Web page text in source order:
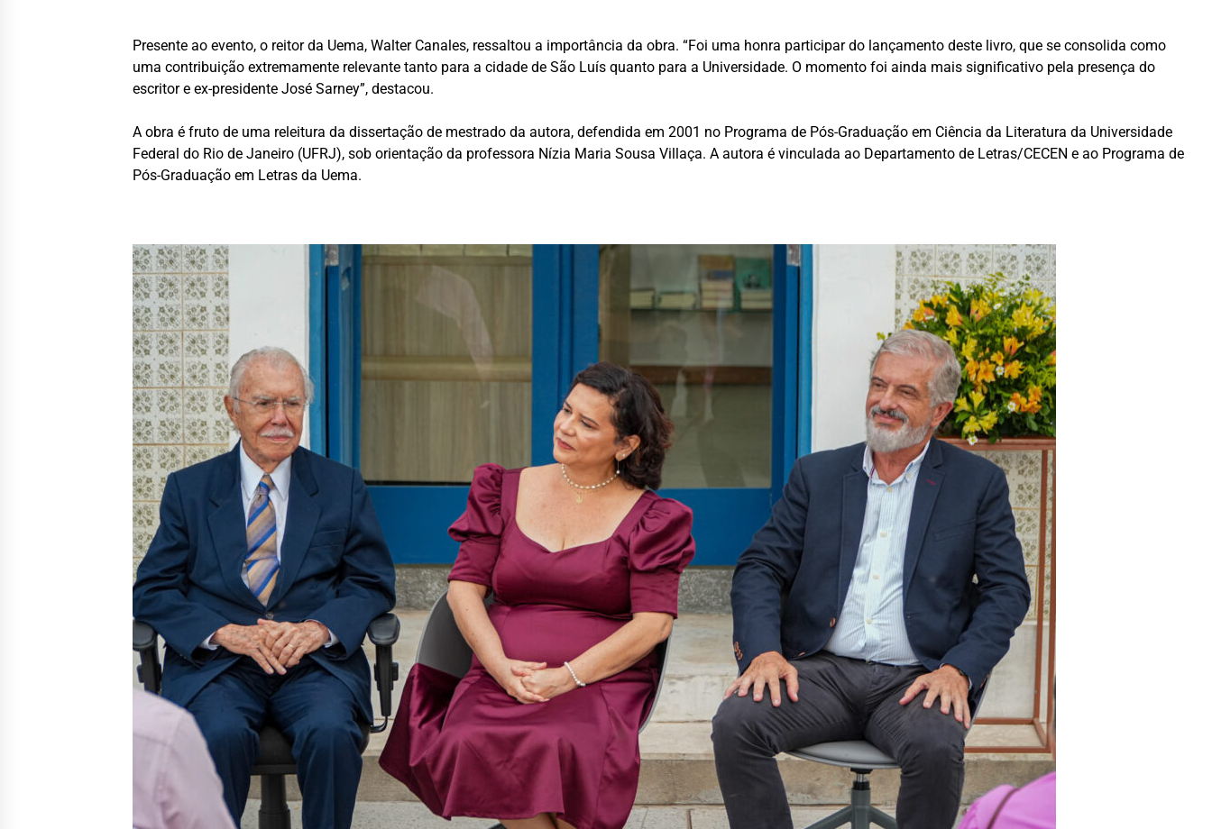
Presente ao evento, o reitor da Uema, Walter Canales, ressaltou a importância da obra. “Foi uma honra participar do lançamento deste livro, que se consolida como
uma contribuição extremamente relevante tanto para a cidade de São Luís quanto para a Universidade. O momento foi ainda mais significativo pela presença do
escritor e ex-presidente José Sarney”, destacou.
A obra é fruto de uma releitura da dissertação de mestrado da autora, defendida em 2001 no Programa de Pós-Graduação em Ciência da Literatura da Universidade
Federal do Rio de Janeiro (UFRJ), sob orientação da professora Nízia Maria Sousa Villaça. A autora é vinculada ao Departamento de Letras/CECEN e ao Programa de
Pós-Graduação em Letras da Uema.